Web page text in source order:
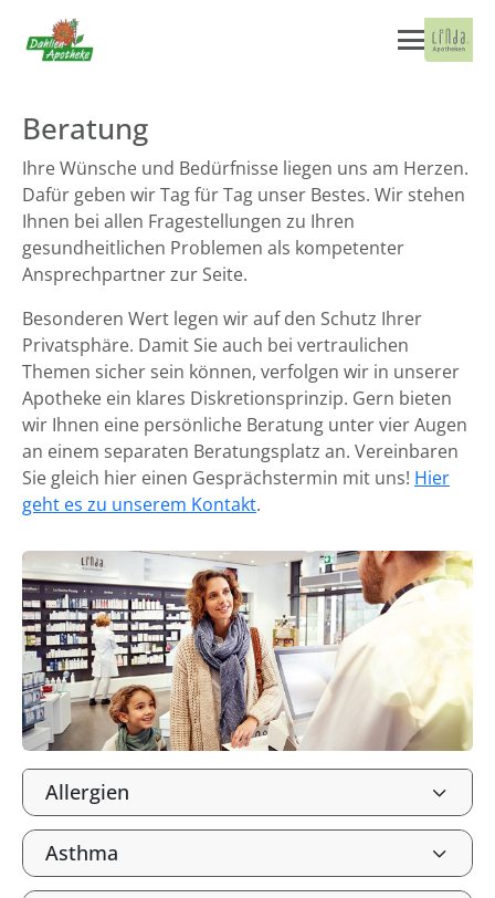
Beratung
Ihre Wünsche und Bedürfnisse liegen uns am Herzen.
Dafür geben wir Tag für Tag unser Bestes. Wir stehen
Ihnen bei allen Fragestellungen zu Ihren
gesundheitlichen Problemen als kompetenter
Ansprechpartner zur Seite.
Besonderen Wert legen wir auf den Schutz Ihrer
Privatsphäre. Damit Sie auch bei vertraulichen
Themen sicher sein können, verfolgen wir in unserer
Apotheke ein klares Diskretionsprinzip. Gern bieten
wir Ihnen eine persönliche Beratung unter vier Augen
an einem separaten Beratungsplatz an. Vereinbaren
Sie gleich hier einen Gesprächstermin mit uns! Hier
geht es zu unserem Kontakt.
Allergien
Asthma